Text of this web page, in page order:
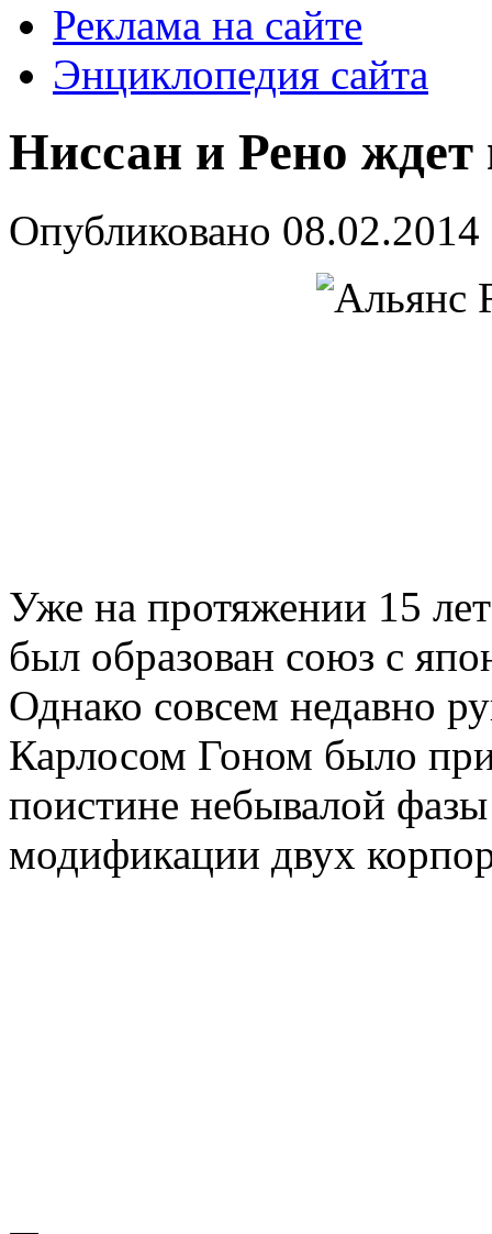
Реклама на сайте
Энциклопедия сайта
Ниссан и Рено ждет
Опубликовано 08.02.2014
Уже на протяжении 15
был образован союз с
Однако совсем недавно
Карлосом Гоном было
поистине небывалой
модификации двух